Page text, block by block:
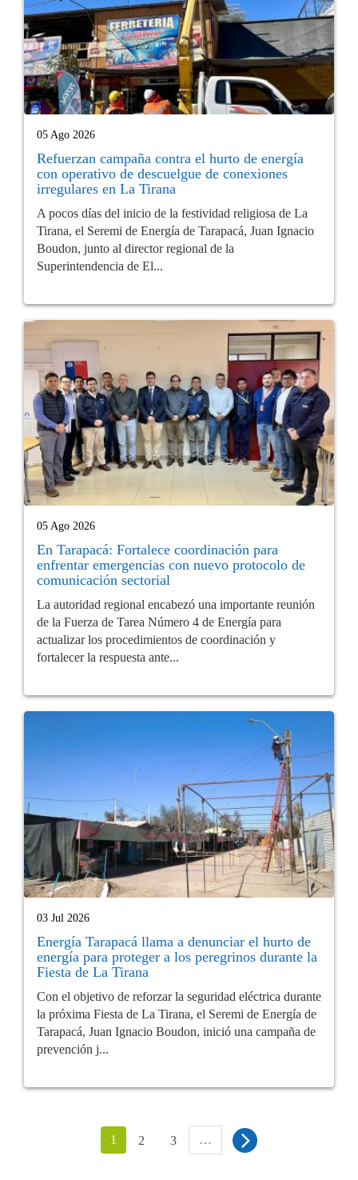
05 Ago 2026
Refuerzan campaña contra el hurto de energía
con operativo de descuelgue de conexiones
irregulares en La Tirana
A pocos días del inicio de la festividad religiosa de La
Tirana, el Seremi de Energía de Tarapacá, Juan Ignacio
Boudon, junto al director regional de la
Superintendencia de El...
05 Ago 2026
En Tarapacá: Fortalece coordinación para
enfrentar emergencias con nuevo protocolo de
comunicación sectorial
La autoridad regional encabezó una importante reunión
de la Fuerza de Tarea Número 4 de Energía para
actualizar los procedimientos de coordinación y
fortalecer la respuesta ante...
03 Jul 2026
Energía Tarapacá llama a denunciar el hurto de
energía para proteger a los peregrinos durante la
Fiesta de La Tirana
Con el objetivo de reforzar la seguridad eléctrica durante
la próxima Fiesta de La Tirana, el Seremi de Energía de
Tarapacá, Juan Ignacio Boudon, inició una campaña de
prevención j...
1 2 3 …